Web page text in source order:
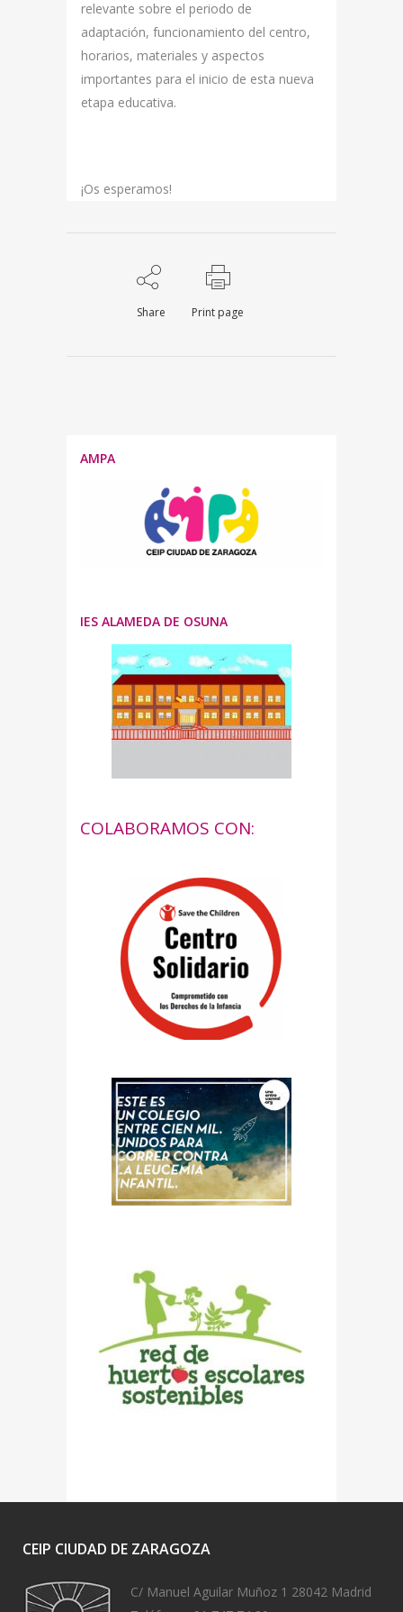
relevante sobre el periodo de
adaptación, funcionamiento del centro,
horarios, materiales y aspectos
importantes para el inicio de esta nueva
etapa educativa.
¡Os esperamos!
Share Print page
AMPA
IES ALAMEDA DE OSUNA
COLABORAMOS CON:
CEIP CIUDAD DE ZARAGOZA
C/ Manuel Aguilar Muñoz 1 28042 Madrid